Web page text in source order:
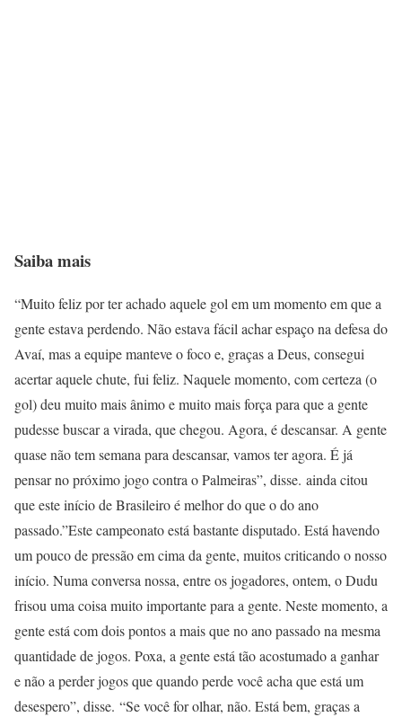
Saiba mais
“Muito feliz por ter achado aquele gol em um momento em que a
gente estava perdendo. Não estava fácil achar espaço na defesa do
Avaí, mas a equipe manteve o foco e, graças a Deus, consegui
acertar aquele chute, fui feliz. Naquele momento, com certeza (o
gol) deu muito mais ânimo e muito mais força para que a gente
pudesse buscar a virada, que chegou. Agora, é descansar. A gente
quase não tem semana para descansar, vamos ter agora. É já
pensar no próximo jogo contra o Palmeiras”, disse. ainda citou
que este início de Brasileiro é melhor do que o do ano
passado.”Este campeonato está bastante disputado. Está havendo
um pouco de pressão em cima da gente, muitos criticando o nosso
início. Numa conversa nossa, entre os jogadores, ontem, o Dudu
frisou uma coisa muito importante para a gente. Neste momento, a
gente está com dois pontos a mais que no ano passado na mesma
quantidade de jogos. Poxa, a gente está tão acostumado a ganhar
e não a perder jogos que quando perde você acha que está um
desespero”, disse. “Se você for olhar, não. Está bem, graças a